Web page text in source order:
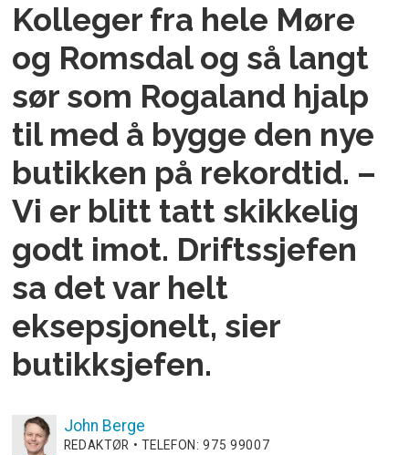
Kolleger fra hele Møre
og Romsdal og så langt
sør som Rogaland hjalp
til med å bygge den nye
butikken på rekordtid. –
Vi er blitt tatt skikkelig
godt imot. Driftssjefen
sa det var helt
eksepsjonelt, sier
butikksjefen.
John Berge
REDAKTØR • TELEFON: 975 99007